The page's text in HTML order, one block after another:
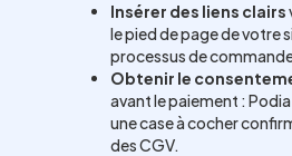
Insérer des liens clairs
le pied de page de votre
processus de
Obtenir le
avant le paiement :
une case à cocher
des CGV.